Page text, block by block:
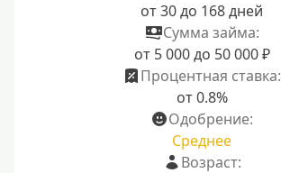
от 30 до 168 дней
Сумма займа:
от 5 000 до 50 000 ₽
Процентная ставка:
от 0.8%
Одобрение:
Среднее
Возраст: